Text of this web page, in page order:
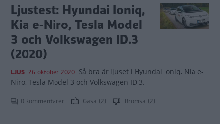
Ljustest: Hyundai Ioniq,
Kia e-Niro, Tesla Model
3 och Volkswagen ID.3
(2020)
LJUS 26 oktober 2020 Så bra är ljuset i Hyundai Ioniq, Nia e-
Niro, Tesla Model 3 och Volkswagen ID.3.
0 kommentarer Gasa (2) Bromsa (2)